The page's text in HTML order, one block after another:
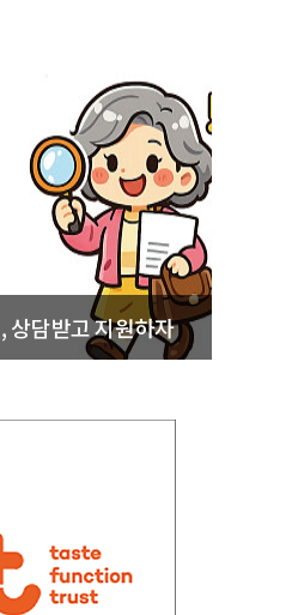
상담받고 지원하자